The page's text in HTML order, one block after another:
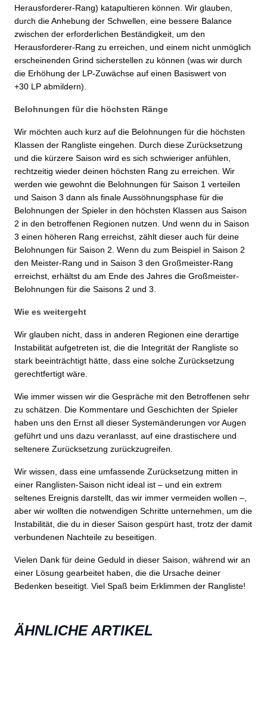
Herausforderer-Rang) katapultieren können. Wir glauben,
durch die Anhebung der Schwellen, eine bessere Balance
zwischen der erforderlichen Beständigkeit, um den
Herausforderer-Rang zu erreichen, und einem nicht unmöglich
erscheinenden Grind sicherstellen zu können (was wir durch
die Erhöhung der LP-Zuwächse auf einen Basiswert von
+30 LP abmildern).
Belohnungen für die höchsten Ränge
Wir möchten auch kurz auf die Belohnungen für die höchsten
Klassen der Rangliste eingehen. Durch diese Zurücksetzung
und die kürzere Saison wird es sich schwieriger anfühlen,
rechtzeitig wieder deinen höchsten Rang zu erreichen. Wir
werden wie gewohnt die Belohnungen für Saison 1 verteilen
und Saison 3 dann als finale Aussöhnungsphase für die
Belohnungen der Spieler in den höchsten Klassen aus Saison
2 in den betroffenen Regionen nutzen. Und wenn du in Saison
3 einen höheren Rang erreichst, zählt dieser auch für deine
Belohnungen für Saison 2. Wenn du zum Beispiel in Saison 2
den Meister-Rang und in Saison 3 den Großmeister-Rang
erreichst, erhältst du am Ende des Jahres die Großmeister-
Belohnungen für die Saisons 2 und 3.
Wie es weitergeht
Wir glauben nicht, dass in anderen Regionen eine derartige
Instabilität aufgetreten ist, die die Integrität der Rangliste so
stark beeinträchtigt hätte, dass eine solche Zurücksetzung
gerechtfertigt wäre.
Wie immer wissen wir die Gespräche mit den Betroffenen sehr
zu schätzen. Die Kommentare und Geschichten der Spieler
haben uns den Ernst all dieser Systemänderungen vor Augen
geführt und uns dazu veranlasst, auf eine drastischere und
seltenere Zurücksetzung zurückzugreifen.
Wir wissen, dass eine umfassende Zurücksetzung mitten in
einer Ranglisten-Saison nicht ideal ist – und ein extrem
seltenes Ereignis darstellt, das wir immer vermeiden wollen –,
aber wir wollten die notwendigen Schritte unternehmen, um die
Instabilität, die du in dieser Saison gespürt hast, trotz der damit
verbundenen Nachteile zu beseitigen.
Vielen Dank für deine Geduld in dieser Saison, während wir an
einer Lösung gearbeitet haben, die die Ursache deiner
Bedenken beseitigt. Viel Spaß beim Erklimmen der Rangliste!
ÄHNLICHE ARTIKEL